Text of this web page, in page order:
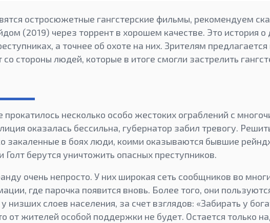
остросюжетные гангстерские фильмы, рекомендуем
(2019) через торрент в хорошем качестве. Это история о
а точнее об охоте на них. Зрителям предлагается
со стороны людей, которые в итоге смогли застрелить
прокатилось несколько особо жестоких ограблений с
оказалась бессильна, губернатор забил тревогу.
закаленные в боях люди, коими оказываются бывшие
берутся уничтожить опасных преступников.
очень непросто. У них широкая сеть сообщников во
где парочка появится вновь. Более того, они
низших слоев населения, за счет взглядов: «Забирать у
от жителей особой поддержки не будет. Остается только